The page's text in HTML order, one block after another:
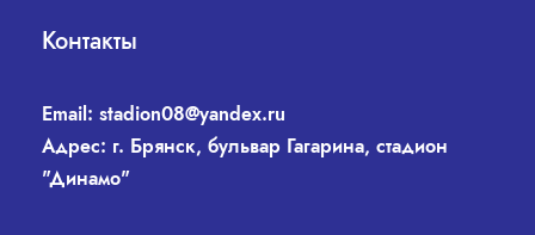
Контакты
Email: stadion08@yandex.ru
Адрес: г. Брянск, бульвар Гагарина, стадион
"Динамо"